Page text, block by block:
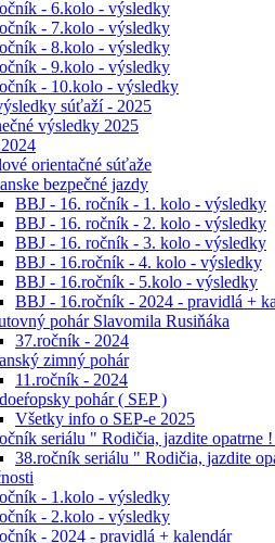
- 6.kolo - výsledky
- 7.kolo - výsledky
- 8.kolo - výsledky
- 9.kolo - výsledky
- 10.kolo - výsledky
súťaží - 2025
výsledky 2025
orientačné súťaže
bezpečné jazdy
BBJ - 16. ročník - 1. kolo - výsledky
BBJ - 16. ročník - 2. kolo - výsledky
BBJ - 16. ročník - 3. kolo - výsledky
BBJ - 16.ročník - 4. kolo - výsledky
BBJ - 16.ročník - 5.kolo - výsledky
BBJ - 16.ročník - 2024 - pravidlá +
pohár Slavomila Rusiňáka
37.ročník - 2024
zimný pohár
11.ročník - 2024
pohár ( SEP )
Všetky info o SEP-e 2025
seriálu " Rodičia, jazdite opatrne
38.ročník seriálu " Rodičia, jazdite
- 1.kolo - výsledky
- 2.kolo - výsledky
- 2024 - pravidlá + kalendár